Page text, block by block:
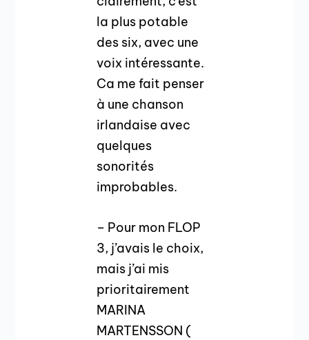
la plus potable
des six, avec une
voix intéressante.
Ca me fait penser
à une chanson
irlandaise avec
quelques
sonorités
improbables.
– Pour mon FLOP
3, j’avais le choix,
mais j’ai mis
prioritairement
MARINA
MARTENSSON (